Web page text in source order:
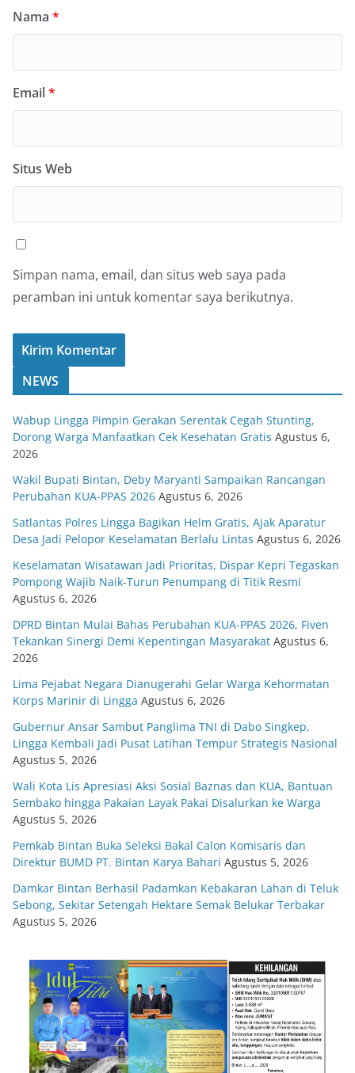
Nama *
Email*
Situs Web
Simpan nama, email, dan situs web saya pada
peramban ini untuk komentar saya berikutnya.
NEWS
Wabup Lingga Pimpin Gerakan Serentak Cegah Stunting,
Dorong Warga Manfaatkan Cek Kesehatan Gratis Agustus 6,
2026
Wakil Bupati Bintan, Deby Maryanti Sampaikan Rancangan
Perubahan KUA-PPAS 2026 Agustus 6, 2026
Satlantas Polres Lingga Bagikan Helm Gratis, Ajak Aparatur
Desa Jadi Pelopor Keselamatan Berlalu Lintas Agustus 6, 2026
Keselamatan Wisatawan Jadi Prioritas, Dispar Kepri Tegaskan
Pompong Wajib Naik-Turun Penumpang di Titik Resmi
Agustus 6, 2026
DPRD Bintan Mulai Bahas Perubahan KUA-PPAS 2026, Fiven
Tekankan Sinergi Demi Kepentingan Masyarakat Agustus 6,
2026
Lima Pejabat Negara Dianugerahi Gelar Warga Kehormatan
Korps Marinir di Lingga Agustus 6, 2026
Gubernur Ansar Sambut Panglima TNI di Dabo Singkep,
Lingga Kembali Jadi Pusat Latihan Tempur Strategis Nasional
Agustus 5, 2026
Wali Kota Lis Apresiasi Aksi Sosial Baznas dan KUA, Bantuan
Sembako hingga Pakaian Layak Pakai Disalurkan ke Warga
Agustus 5, 2026
Pemkab Bintan Buka Seleksi Bakal Calon Komisaris dan
Direktur BUMD PT. Bintan Karya Bahari Agustus 5, 2026
Damkar Bintan Berhasil Padamkan Kebakaran Lahan di Teluk
Sebong, Sekitar Setengah Hektare Semak Belukar Terbakar
Agustus 5, 2026